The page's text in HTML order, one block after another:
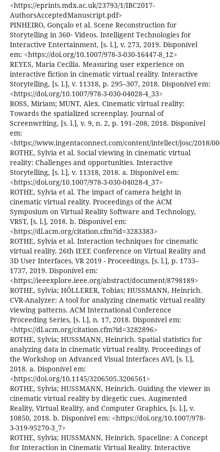
<https://eprints.mdx.ac.uk/23793/1/IBC2017-
AuthorsAcceptedManuscript.pdf>
PINHEIRO, Gonçalo et al. Scene Reconstruction for
Storytelling in 360◦ Videos. Intelligent Technologies for
Interactive Entertainment, [s. l.], v. 273, 2019. Disponível
em: <https://doi.org/10.1007/978-3-030-16447-8_12>
REYES, Maria Cecilia. Measuring user experience on
interactive fiction in cinematic virtual reality. Interactive
Storytelling, [s. l.], v. 11318, p. 295–307, 2018. Disponível em:
<https://doi.org/10.1007/978-3-030-04028-4_33>
ROSS, Miriam; MUNT, Alex. Cinematic virtual reality:
Towards the spatialized screenplay. Journal of
Screenwriting, [s. l.], v. 9, n. 2, p. 191–208, 2018. Disponível
em:
<https://www.ingentaconnect.com/content/intellect/josc/2018/
ROTHE, Sylvia et al. Social viewing in cinematic virtual
reality: Challenges and opportunities. Interactive
Storytelling, [s. l.], v. 11318, 2018. a. Disponível em:
<https://doi.org/10.1007/978-3-030-04028-4_37>
ROTHE, Sylvia et al. The impact of camera height in
cinematic virtual reality. Proceedings of the ACM
Symposium on Virtual Reality Software and Technology,
VRST, [s. l.], 2018. b. Disponível em:
<https://dl.acm.org/citation.cfm?id=3283383>
ROTHE, Sylvia et al. Interaction techniques for cinematic
virtual reality. 26th IEEE Conference on Virtual Reality and
3D User Interfaces, VR 2019 - Proceedings, [s. l.], p. 1733–
1737, 2019. Disponível em:
<https://ieeexplore.ieee.org/abstract/document/8798189>
ROTHE, Sylvia; HÖLLERER, Tobias; HUSSMANN, Heinrich.
CVR-Analyzer: A tool for analyzing cinematic virtual reality
viewing patterns. ACM International Conference
Proceeding Series, [s. l.], n. 17, 2018. Disponível em:
<https://dl.acm.org/citation.cfm?id=3282896>
ROTHE, Sylvia; HUSSMANN, Heinrich. Spatial statistics for
analyzing data in cinematic virtual reality. Proceedings of
the Workshop on Advanced Visual Interfaces AVI, [s. l.],
2018. a. Disponível em:
<https://doi.org/10.1145/3206505.3206561>
ROTHE, Sylvia; HUSSMANN, Heinrich. Guiding the viewer in
cinematic virtual reality by diegetic cues. Augmented
Reality, Virtual Reality, and Computer Graphics, [s. l.], v.
10850, 2018. b. Disponível em: <https://doi.org/10.1007/978-
3-319-95270-3_7>
ROTHE, Sylvia; HUSSMANN, Heinrich. Spaceline: A Concept
for Interaction in Cinematic Virtual Reality. Interactive